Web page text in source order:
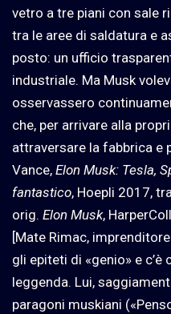
vetro a tre piani con sale
tra le aree di saldatura e
posto: un ufficio
industriale. Ma Musk
osservassero
che, per arrivare alla
attraversare la fabbrica e
Vance, Elon Musk: Tesla,
fantastico, Hoepli 2017,
orig. Elon Musk,
[Mate Rimac,
gli epiteti di «genio» e c’è
leggenda. Lui,
paragoni muskiani